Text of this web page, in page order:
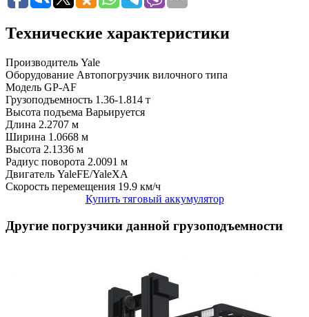
Технические характеристики
Производитель Yale
Оборудование Автопогрузчик вилочного типа
Модель GP-AF
Грузоподъемность 1.36-1.814 т
Высота подъема Варьируется
Длина 2.2707 м
Ширина 1.0668 м
Высота 2.1336 м
Радиус поворота 2.0091 м
Двигатель YaleFE/YaleXA
Скорость перемещения 19.9 км/ч
Купить тяговый аккумулятор
Другие погрузчики данной грузоподъемности